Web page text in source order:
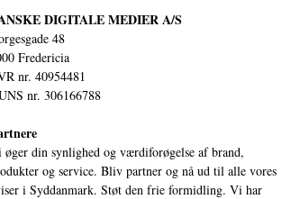
DIGITALE MEDIER A/S
48
Fredericia
nr. 40954481
nr. 306166788
øger din synlighed og værdiforøgelse af brand,
og service. Bliv partner og nå ud til alle vores
i Syddanmark. Støt den frie formidling. Vi har